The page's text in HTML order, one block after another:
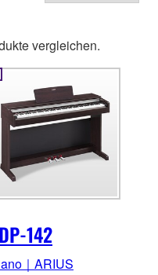
vergleichen.
142
｜ARIUS